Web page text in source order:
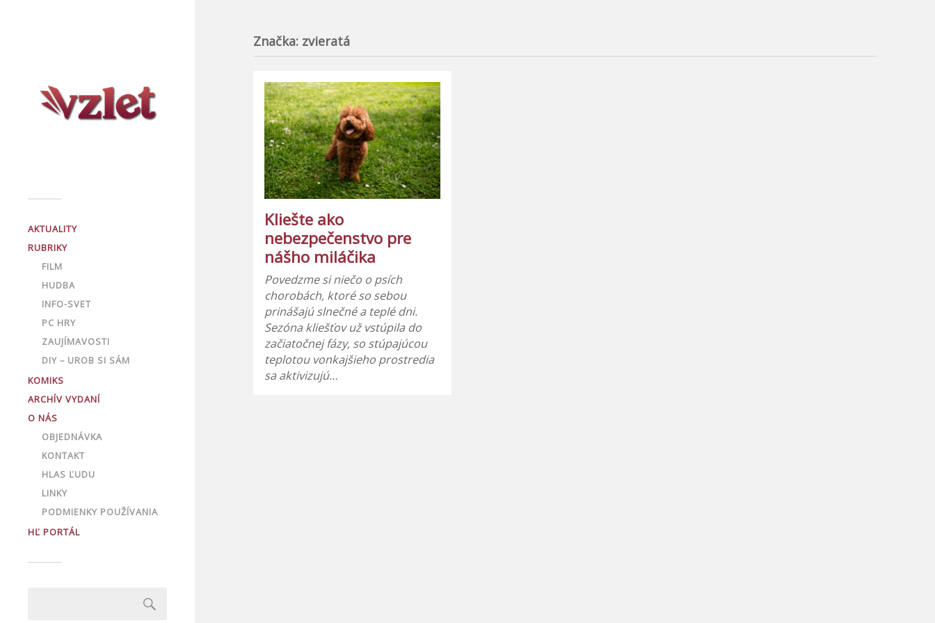
AKTUALITY
RUBRIKY
FILM
HUDBA
INFO-SVET
PC HRY
ZAUJÍMAVOSTI
DIY – UROB SI SÁM
KOMIKS
ARCHÍV VYDANÍ
O NÁS
OBJEDNÁVKA
KONTAKT
HLAS ĽUDU
LINKY
PODMIENKY POUŽÍVANIA
HĽ PORTÁL
Značka: zvieratá
Kliešte ako
nebezpečenstvo pre
nášho miláčika
Povedzme si niečo o psích
chorobách, ktoré so sebou
prinášajú slnečné a teplé dni.
Sezóna kliešťov už vstúpila do
začiatočnej fázy, so stúpajúcou
teplotou vonkajšieho prostredia
sa aktivizujú…